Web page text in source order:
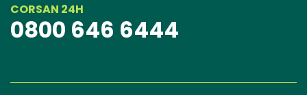
CORSAN 24H
0800 646 6444